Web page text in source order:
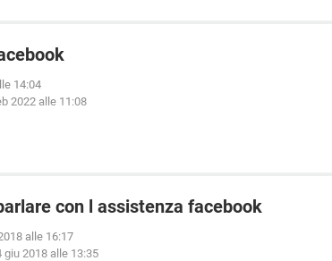
14:04
2022 alle 11:08
con l assistenza facebook
alle 16:17
giu 2018 alle 13:35